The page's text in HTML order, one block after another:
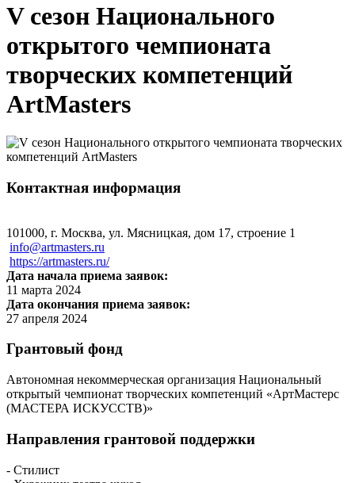
V сезон Национального
открытого чемпионата
творческих компетенций
ArtMasters
Контактная информация
101000, г. Москва, ул. Мясницкая, дом 17, строение 1
info@artmasters.ru
https://artmasters.ru/
Дата начала приема заявок:
11 марта 2024
Дата окончания приема заявок:
27 апреля 2024
Грантовый фонд
Автономная некоммерческая организация Национальный
открытый чемпионат творческих компетенций «АртМастерс
(МАСТЕРА ИСКУССТВ)»
Направления грантовой поддержки
- Стилист